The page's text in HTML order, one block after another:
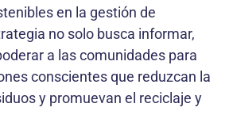
en la gestión de
no solo busca informar,
a las comunidades para
conscientes que reduzcan la
y promuevan el reciclaje y